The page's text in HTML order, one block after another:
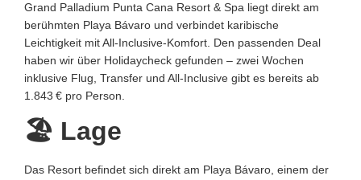
Grand Palladium Punta Cana Resort & Spa liegt direkt am
berühmten Playa Bávaro und verbindet karibische
Leichtigkeit mit All-Inclusive-Komfort. Den passenden Deal
haben wir über Holidaycheck gefunden – zwei Wochen
inklusive Flug, Transfer und All-Inclusive gibt es bereits ab
1.843 € pro Person.
🏖️ Lage
Das Resort befindet sich direkt am Playa Bávaro, einem der